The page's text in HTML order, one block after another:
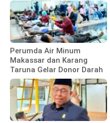
Perumda Air Minum
Makassar dan Karang
Taruna Gelar Donor Darah